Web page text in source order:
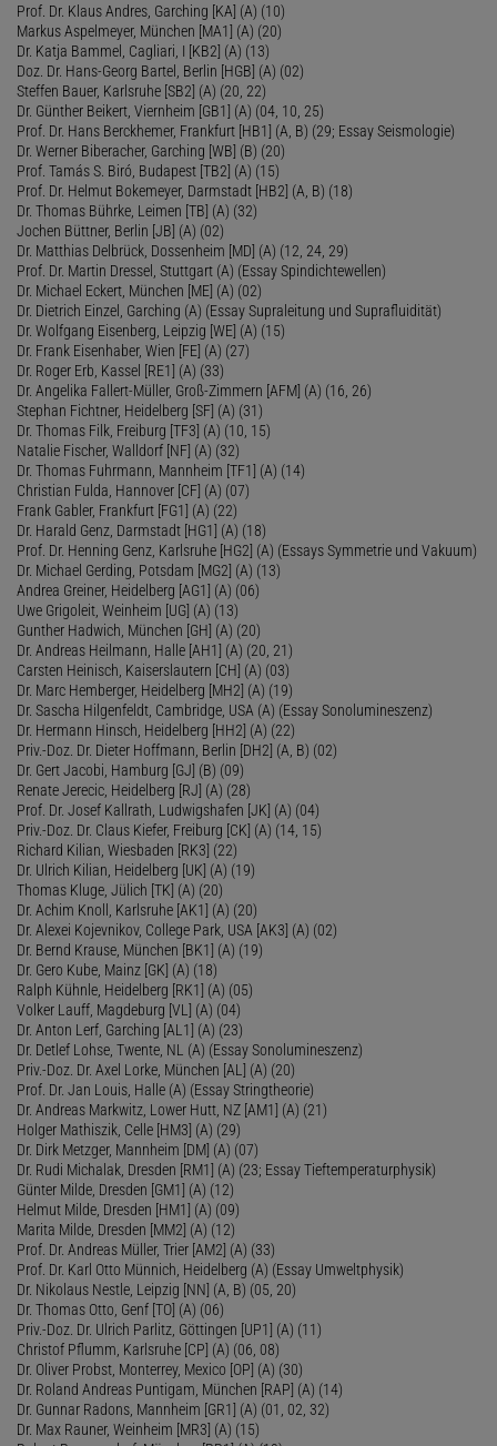
Prof. Dr. Klaus Andres, Garching [KA] (A) (10)
Markus Aspelmeyer, München [MA1] (A) (20)
Dr. Katja Bammel, Cagliari, I [KB2] (A) (13)
Doz. Dr. Hans-Georg Bartel, Berlin [HGB] (A) (02)
Steffen Bauer, Karlsruhe [SB2] (A) (20, 22)
Dr. Günther Beikert, Viernheim [GB1] (A) (04, 10, 25)
Prof. Dr. Hans Berckhemer, Frankfurt [HB1] (A, B) (29; Essay Seismologie)
Dr. Werner Biberacher, Garching [WB] (B) (20)
Prof. Tamás S. Biró, Budapest [TB2] (A) (15)
Prof. Dr. Helmut Bokemeyer, Darmstadt [HB2] (A, B) (18)
Dr. Thomas Bührke, Leimen [TB] (A) (32)
Jochen Büttner, Berlin [JB] (A) (02)
Dr. Matthias Delbrück, Dossenheim [MD] (A) (12, 24, 29)
Prof. Dr. Martin Dressel, Stuttgart (A) (Essay Spindichtewellen)
Dr. Michael Eckert, München [ME] (A) (02)
Dr. Dietrich Einzel, Garching (A) (Essay Supraleitung und Suprafluidität)
Dr. Wolfgang Eisenberg, Leipzig [WE] (A) (15)
Dr. Frank Eisenhaber, Wien [FE] (A) (27)
Dr. Roger Erb, Kassel [RE1] (A) (33)
Dr. Angelika Fallert-Müller, Groß-Zimmern [AFM] (A) (16, 26)
Stephan Fichtner, Heidelberg [SF] (A) (31)
Dr. Thomas Filk, Freiburg [TF3] (A) (10, 15)
Natalie Fischer, Walldorf [NF] (A) (32)
Dr. Thomas Fuhrmann, Mannheim [TF1] (A) (14)
Christian Fulda, Hannover [CF] (A) (07)
Frank Gabler, Frankfurt [FG1] (A) (22)
Dr. Harald Genz, Darmstadt [HG1] (A) (18)
Prof. Dr. Henning Genz, Karlsruhe [HG2] (A) (Essays Symmetrie und Vakuum)
Dr. Michael Gerding, Potsdam [MG2] (A) (13)
Andrea Greiner, Heidelberg [AG1] (A) (06)
Uwe Grigoleit, Weinheim [UG] (A) (13)
Gunther Hadwich, München [GH] (A) (20)
Dr. Andreas Heilmann, Halle [AH1] (A) (20, 21)
Carsten Heinisch, Kaiserslautern [CH] (A) (03)
Dr. Marc Hemberger, Heidelberg [MH2] (A) (19)
Dr. Sascha Hilgenfeldt, Cambridge, USA (A) (Essay Sonolumineszenz)
Dr. Hermann Hinsch, Heidelberg [HH2] (A) (22)
Priv.-Doz. Dr. Dieter Hoffmann, Berlin [DH2] (A, B) (02)
Dr. Gert Jacobi, Hamburg [GJ] (B) (09)
Renate Jerecic, Heidelberg [RJ] (A) (28)
Prof. Dr. Josef Kallrath, Ludwigshafen [JK] (A) (04)
Priv.-Doz. Dr. Claus Kiefer, Freiburg [CK] (A) (14, 15)
Richard Kilian, Wiesbaden [RK3] (22)
Dr. Ulrich Kilian, Heidelberg [UK] (A) (19)
Thomas Kluge, Jülich [TK] (A) (20)
Dr. Achim Knoll, Karlsruhe [AK1] (A) (20)
Dr. Alexei Kojevnikov, College Park, USA [AK3] (A) (02)
Dr. Bernd Krause, München [BK1] (A) (19)
Dr. Gero Kube, Mainz [GK] (A) (18)
Ralph Kühnle, Heidelberg [RK1] (A) (05)
Volker Lauff, Magdeburg [VL] (A) (04)
Dr. Anton Lerf, Garching [AL1] (A) (23)
Dr. Detlef Lohse, Twente, NL (A) (Essay Sonolumineszenz)
Priv.-Doz. Dr. Axel Lorke, München [AL] (A) (20)
Prof. Dr. Jan Louis, Halle (A) (Essay Stringtheorie)
Dr. Andreas Markwitz, Lower Hutt, NZ [AM1] (A) (21)
Holger Mathiszik, Celle [HM3] (A) (29)
Dr. Dirk Metzger, Mannheim [DM] (A) (07)
Dr. Rudi Michalak, Dresden [RM1] (A) (23; Essay Tieftemperaturphysik)
Günter Milde, Dresden [GM1] (A) (12)
Helmut Milde, Dresden [HM1] (A) (09)
Marita Milde, Dresden [MM2] (A) (12)
Prof. Dr. Andreas Müller, Trier [AM2] (A) (33)
Prof. Dr. Karl Otto Münnich, Heidelberg (A) (Essay Umweltphysik)
Dr. Nikolaus Nestle, Leipzig [NN] (A, B) (05, 20)
Dr. Thomas Otto, Genf [TO] (A) (06)
Priv.-Doz. Dr. Ulrich Parlitz, Göttingen [UP1] (A) (11)
Christof Pflumm, Karlsruhe [CP] (A) (06, 08)
Dr. Oliver Probst, Monterrey, Mexico [OP] (A) (30)
Dr. Roland Andreas Puntigam, München [RAP] (A) (14)
Dr. Gunnar Radons, Mannheim [GR1] (A) (01, 02, 32)
Dr. Max Rauner, Weinheim [MR3] (A) (15)